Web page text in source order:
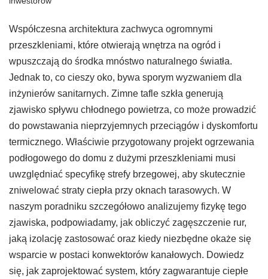
Współczesna architektura zachwyca ogromnymi
przeszkleniami, które otwierają wnętrza na ogród i
wpuszczają do środka mnóstwo naturalnego światła.
Jednak to, co cieszy oko, bywa sporym wyzwaniem dla
inżynierów sanitarnych. Zimne tafle szkła generują
zjawisko spływu chłodnego powietrza, co może prowadzić
do powstawania nieprzyjemnych przeciągów i dyskomfortu
termicznego. Właściwie przygotowany projekt ogrzewania
podłogowego do domu z dużymi przeszkleniami musi
uwzględniać specyfikę strefy brzegowej, aby skutecznie
zniwelować straty ciepła przy oknach tarasowych. W
naszym poradniku szczegółowo analizujemy fizykę tego
zjawiska, podpowiadamy, jak obliczyć zagęszczenie rur,
jaką izolację zastosować oraz kiedy niezbędne okaże się
wsparcie w postaci konwektorów kanałowych. Dowiedz
się, jak zaprojektować system, który zagwarantuje ciepłe